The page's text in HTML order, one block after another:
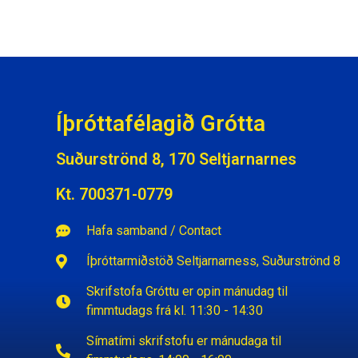
Íþróttafélagið Grótta
Suðurströnd 8, 170 Seltjarnarnes
Kt. 700371-0779
Hafa samband / Contact
Íþróttarmiðstöð Seltjarnarness, Suðurströnd 8
Skrifstofa Gróttu er opin mánudag til
fimmtudags frá kl. 11:30 - 14:30
Símatími skrifstofu er mánudaga til